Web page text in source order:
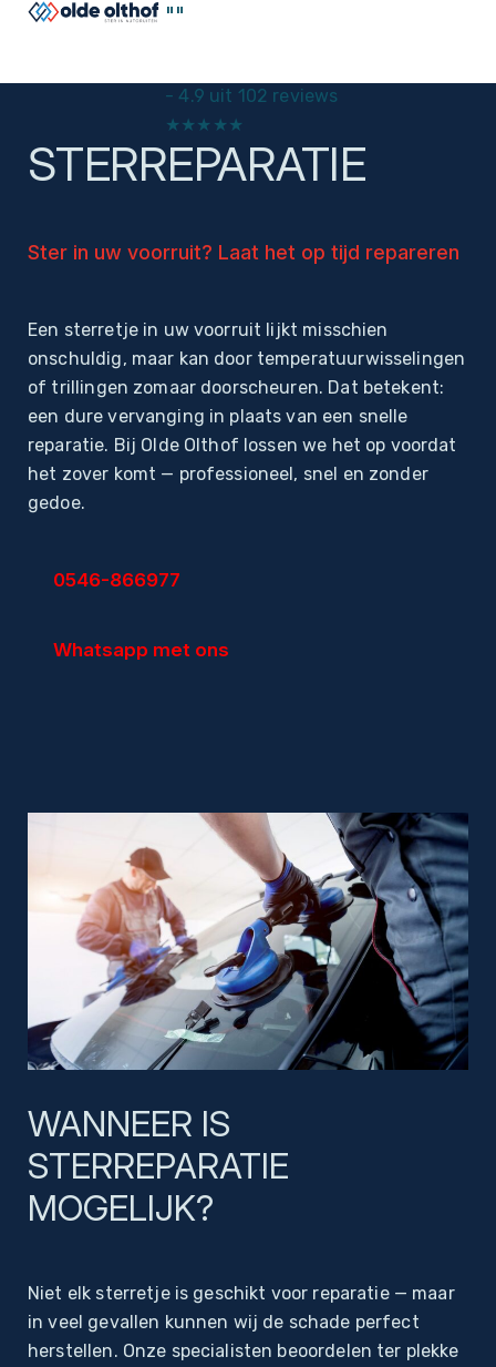
""
- 4.9 uit 102 reviews
★ ★ ★ ★ ★
STERREPARATIE
Ster in uw voorruit? Laat het op tijd repareren
Een sterretje in uw voorruit lijkt misschien
onschuldig, maar kan door temperatuurwisselingen
of trillingen zomaar doorscheuren. Dat betekent:
een dure vervanging in plaats van een snelle
reparatie. Bij Olde Olthof lossen we het op voordat
het zover komt — professioneel, snel en zonder
gedoe.
0546-866977
Whatsapp met ons
WANNEER IS
STERREPARATIE
MOGELIJK?
Niet elk sterretje is geschikt voor reparatie — maar
in veel gevallen kunnen wij de schade perfect
herstellen. Onze specialisten beoordelen ter plekke
Home
Autoruiten
Particulieren
Autoruit vervangen
Sterreparatie
Bedrijven
Webshop
Merken
Inbouwruiten bestelauto’s
Toebehoren
Over
Team